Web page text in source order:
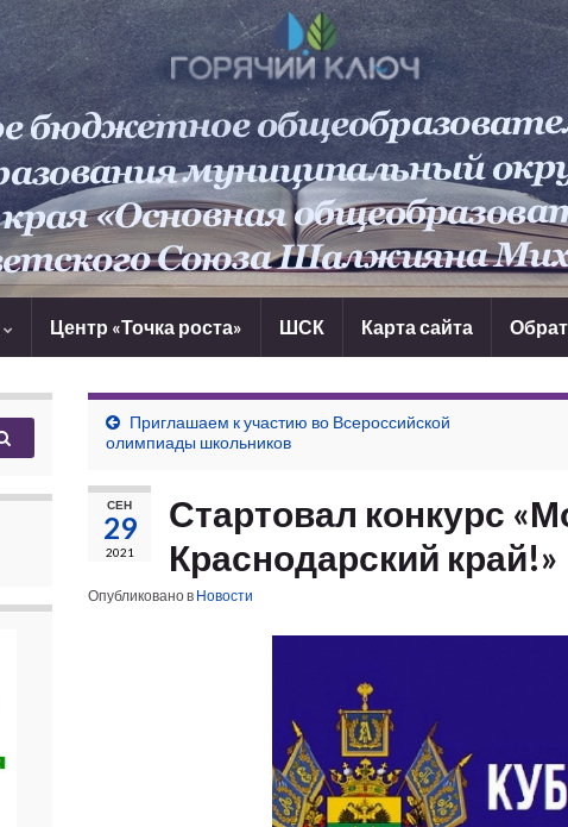
Центр «Точка роста» ШСК Карта сайта
Приглашаем к участию во Всероссийской
олимпиады школьников
СЕН
29
2021
Стартовал конкурс
Краснодарский край!»
Опубликовано в Новости